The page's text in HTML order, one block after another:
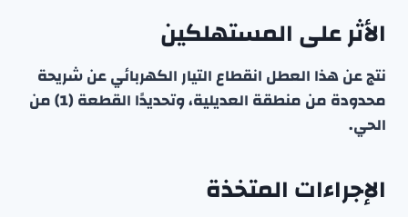
الأثر على المستهلكين
نتج عن هذا العطل انقطاع التيار الكهربائي عن شريحة
محدودة من منطقة العديلية، وتحديدًا القطعة (1) من
الحي.
الإجراءات المتخذة